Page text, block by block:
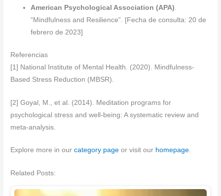
American Psychological Association (APA).
“Mindfulness and Resilience”. [Fecha de consulta: 20 de
febrero de 2023]
Referencias
[1] National Institute of Mental Health. (2020). Mindfulness-
Based Stress Reduction (MBSR).
[2] Goyal, M., et al. (2014). Meditation programs for
psychological stress and well-being: A systematic review and
meta-analysis.
Explore more in ourcategory page or visit our homepage.
Related Posts: